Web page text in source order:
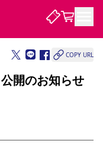
COPY URL
開のお知らせ